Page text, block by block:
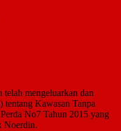
telah mengeluarkan dan
tentang Kawasan Tanpa
No7 Tahun 2015 yang
Noerdin.